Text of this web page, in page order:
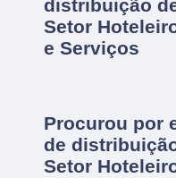
distribuição
Setor
e Serviços
Procurou por
de
Setor